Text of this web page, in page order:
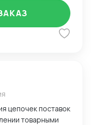
затрат и входной
устные и
конференциях.
Опыт
CRM, Bitrix24,
офисная
немецкий
цепочек поставок
товарными